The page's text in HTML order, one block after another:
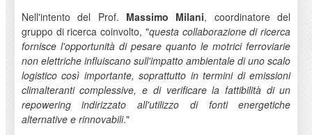
Nell'intento del Prof. Massimo Milani, coordinatore del
gruppo di ricerca coinvolto, "questa collaborazione di ricerca
fornisce l'opportunità di pesare quanto le motrici ferroviarie
non elettriche influiscano sull'impatto ambientale di uno scalo
logistico così importante, soprattutto in termini di emissioni
climalteranti complessive, e di verificare la fattibilità di un
repowering indirizzato all'utilizzo di fonti energetiche
alternative e rinnovabili."